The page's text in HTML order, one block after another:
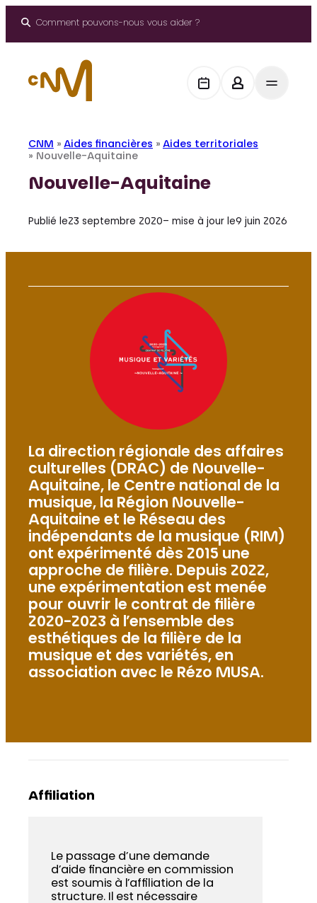
Comment pouvons-nous vous aider ?
CNM » Aides financières » Aides territoriales
» Nouvelle-Aquitaine
Nouvelle-Aquitaine
Publié le23 septembre 2020– mise à jour le9 juin 2026
La direction régionale des affaires
culturelles (DRAC) de Nouvelle-
Aquitaine, le Centre national de la
musique, la Région Nouvelle-
Aquitaine et le Réseau des
indépendants de la musique (RIM)
ont expérimenté dès 2015 une
approche de filière. Depuis 2022,
une expérimentation est menée
pour ouvrir le contrat de filière
2020-2023 à l’ensemble des
esthétiques de la filière de la
musique et des variétés, en
association avec le Rézo MUSA.
Affiliation
Le passage d’une demande
d’aide financière en commission
est soumis à l’affiliation de la
structure. Il est nécessaire